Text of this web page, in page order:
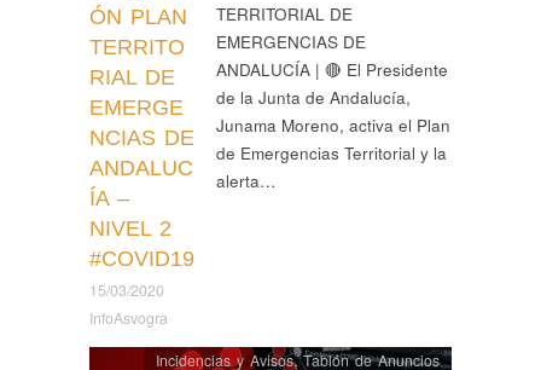
ÓN PLAN
TERRITO
RIAL DE
EMERGE
NCIAS DE
ANDALUC
ÍA –
NIVEL 2
#COVID19
15/03/2020
InfoAsvogra
TERRITORIAL DE
EMERGENCIAS DE
ANDALUCÍA | 🔴 El Presidente
de la Junta de Andalucía,
Junama Moreno, activa el Plan
de Emergencias Territorial y la
alerta…
Incidencias y Avisos,Tablón de Anuncios